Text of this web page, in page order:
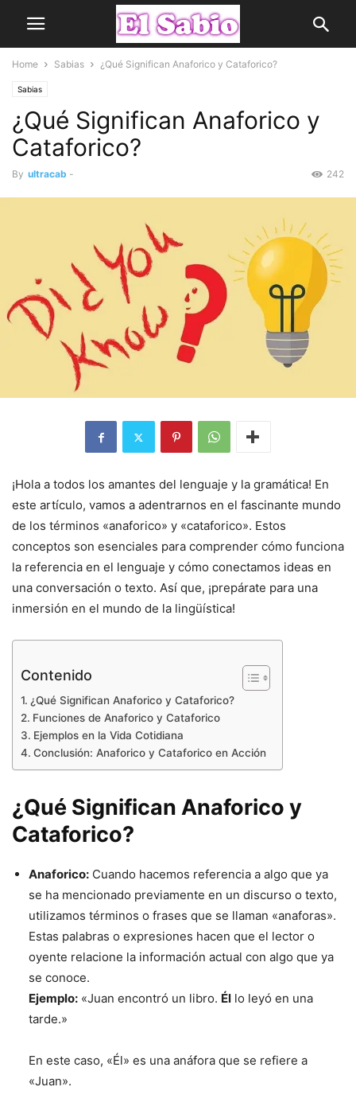
Home Sabias ¿Qué Significan Anaforico y Cataforico?
Sabias
¿Qué Significan Anaforico y
Cataforico?
By ultracab - 242
¡Hola a todos los amantes del lenguaje y la gramática! En
este artículo, vamos a adentrarnos en el fascinante mundo
de los términos «anaforico» y «cataforico». Estos
conceptos son esenciales para comprender cómo funciona
la referencia en el lenguaje y cómo conectamos ideas en
una conversación o texto. Así que, ¡prepárate para una
inmersión en el mundo de la lingüística!
Contenido
¿Qué Significan Anaforico y Cataforico?
Funciones de Anaforico y Cataforico
Ejemplos en la Vida Cotidiana
Conclusión: Anaforico y Cataforico en Acción
¿Qué Significan Anaforico y
Cataforico?
Anaforico: Cuando hacemos referencia a algo que ya
se ha mencionado previamente en un discurso o texto,
utilizamos términos o frases que se llaman «anaforas».
Estas palabras o expresiones hacen que el lector o
oyente relacione la información actual con algo que ya
se conoce.
Ejemplo: «Juan encontró un libro. Él lo leyó en una
tarde.»
En este caso, «Él» es una anáfora que se refiere a
«Juan».